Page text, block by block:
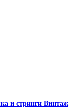
и стринги Винтаж